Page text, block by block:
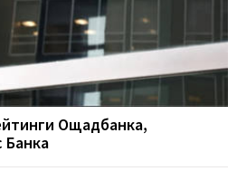
Ощадбанка,
Банка